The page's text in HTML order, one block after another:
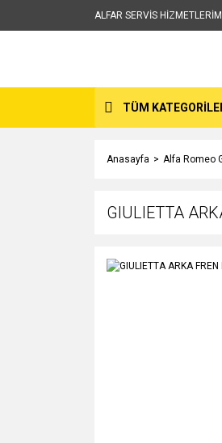
ALFAR SERVİS
TÜM
Anasayfa Alfa Romeo
GIULIETTA